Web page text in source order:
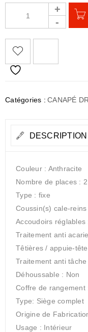
Catégories : CANAPÉ
DESCRIPTION
Couleur : Anthracite
Nombre de places :
Type : fixe
Coussin(s) cale-reins
Accoudoirs réglables
Traitement anti
Têtières / appuie-
Traitement anti tâche
Déhoussable : Non
Coffre de rangement
Type: Siège complet
Origine de
Usage : Intérieur